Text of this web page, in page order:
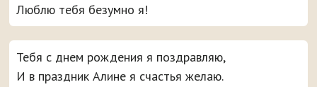
Люблю тебя безумно я!
Тебя с днем рождения я поздравляю,
И в праздник Алине я счастья желаю.